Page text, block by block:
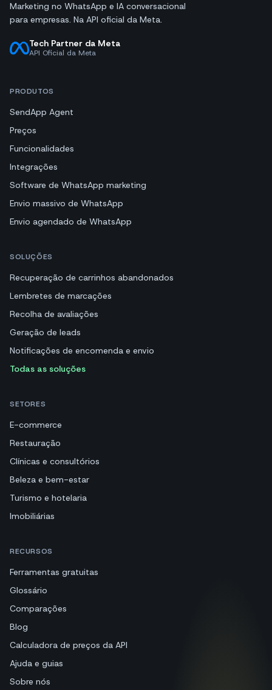
Marketing no WhatsApp e IA conversacional
para empresas. Na API oficial da Meta.
Tech Partner da Meta
API Oficial da Meta
PRODUTOS
SendApp Agent
Preços
Funcionalidades
Integrações
Software de WhatsApp marketing
Envio massivo de WhatsApp
Envio agendado de WhatsApp
SOLUÇÕES
Recuperação de carrinhos abandonados
Lembretes de marcações
Recolha de avaliações
Geração de leads
Notificações de encomenda e envio
Todas as soluções
SETORES
E-commerce
Restauração
Clínicas e consultórios
Beleza e bem-estar
Turismo e hotelaria
Imobiliárias
RECURSOS
Ferramentas gratuitas
Glossário
Comparações
Blog
Calculadora de preços da API
Ajuda e guias
Sobre nós